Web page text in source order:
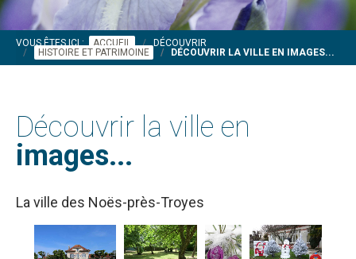
VOUS ÊTES ICI : ACCUEIL
DÉCOUVRIR
HISTOIRE ET PATRIMOINE
DÉCOUVRIR LA VILLE EN IMAGES...
Découvrir la ville en
images...
La ville des Noës-près-Troyes